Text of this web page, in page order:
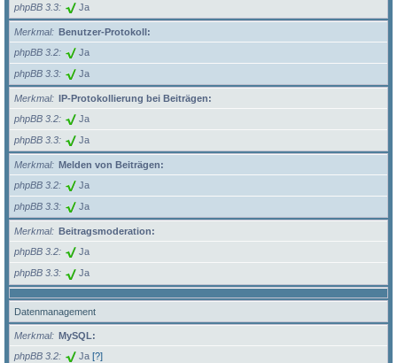
phpBB 3.3 Ja
Merkmal
Benutzer-Protokoll:
phpBB 3.2
Ja
phpBB 3.3 Ja
Merkmal
IP-Protokollierung bei Beiträgen:
phpBB 3.2
Ja
phpBB 3.3 Ja
Merkmal
Melden von Beiträgen:
phpBB 3.2
Ja
phpBB 3.3 Ja
Merkmal
Beitragsmoderation:
phpBB 3.2
Ja
phpBB 3.3 Ja
Datenmanagement
Merkmal
MySQL:
phpBB 3.2
Ja [?]